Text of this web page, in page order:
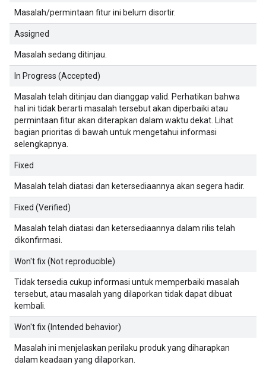
Masalah/permintaan fitur ini belum disortir.
Assigned
Masalah sedang ditinjau.
In Progress (Accepted)
Masalah telah ditinjau dan dianggap valid. Perhatikan bahwa
hal ini tidak berarti masalah tersebut akan diperbaiki atau
permintaan fitur akan diterapkan dalam waktu dekat. Lihat
bagian prioritas di bawah untuk mengetahui informasi
selengkapnya.
Fixed
Masalah telah diatasi dan ketersediaannya akan segera hadir.
Fixed (Verified)
Masalah telah diatasi dan ketersediaannya dalam rilis telah
dikonfirmasi.
Won't fix (Not reproducible)
Tidak tersedia cukup informasi untuk memperbaiki masalah
tersebut, atau masalah yang dilaporkan tidak dapat dibuat
kembali.
Won't fix (Intended behavior)
Masalah ini menjelaskan perilaku produk yang diharapkan
dalam keadaan yang dilaporkan.